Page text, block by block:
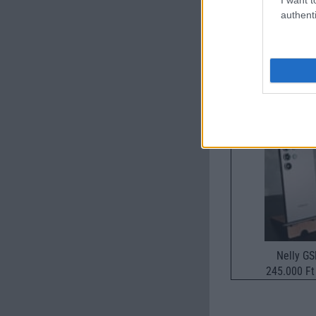
Új és Használt
Nelly
245.000